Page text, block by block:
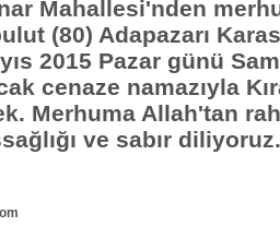
Mahallesi'nden
(80) Adapazarı
2015 Pazar günü
cenaze namazıyla
Merhuma Allah'tan
ve sabır diliyoruz.